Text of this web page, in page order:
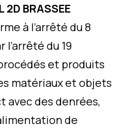
2D BRASSEE
à l’arrêté du 8
du 19
et produits
matériaux et objets
avec des denrées,
de